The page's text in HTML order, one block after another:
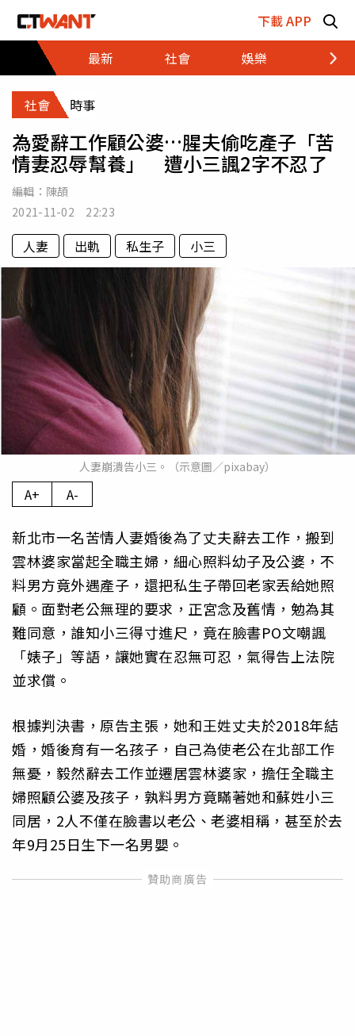
下載 APP
最新
社會 娛樂 財經
社會 時事
為愛辭工作顧公婆…腥夫偷吃產子「苦
情妻忍辱幫養」 遭小三諷2字不忍了
編輯： 陳頡
2021-11-02 22:23
人妻 出軌 私生子 小三
人妻崩潰告小三。（示意圖／pixabay）
A+ A-
新北市一名苦情人妻婚後為了丈夫辭去工作，搬到
雲林婆家當起全職主婦，細心照料幼子及公婆，不
料男方竟外遇產子，還把私生子帶回老家丟給她照
顧。面對老公無理的要求，正宮念及舊情，勉為其
難同意，誰知小三得寸進尺，竟在臉書PO文嘲諷
「婊子」等語，讓她實在忍無可忍，氣得告上法院
並求償。
根據判決書，原告主張，她和王姓丈夫於2018年結
婚，婚後育有一名孩子，自己為使老公在北部工作
無憂，毅然辭去工作並遷居雲林婆家，擔任全職主
婦照顧公婆及孩子，孰料男方竟瞞著她和蘇姓小三
同居，2人不僅在臉書以老公、老婆相稱，甚至於去
年9月25日生下一名男嬰。